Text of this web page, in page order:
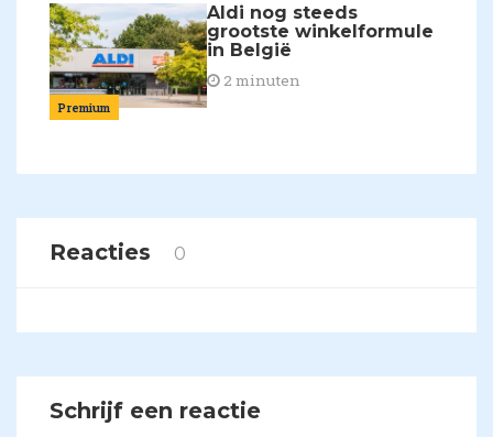
Premium
Aldi nog steeds
grootste winkelformule
in België
2 minuten
Reacties 0
Schrijf een reactie